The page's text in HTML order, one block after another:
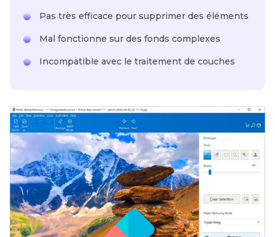
Pas très efficace pour supprimer des éléments
Mal fonctionne sur des fonds complexes
Incompatible avec le traitement de couches